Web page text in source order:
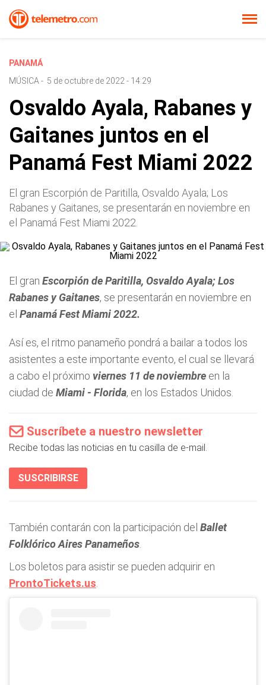
PANAMÁ
MÚSICA - 5 de octubre de 2022 - 14:29
Osvaldo Ayala, Rabanes y
Gaitanes juntos en el
Panamá Fest Miami 2022
El gran Escorpión de Paritilla, Osvaldo Ayala; Los
Rabanes y Gaitanes, se presentarán en noviembre en
el Panamá Fest Miami 2022.
El gran Escorpión de Paritilla, Osvaldo Ayala; Los
Rabanes y Gaitanes, se presentarán en noviembre en
el Panamá Fest Miami 2022.
Así es, el ritmo panameño pondrá a bailar a todos los
asistentes a este importante evento, el cual se llevará
a cabo el próximo viernes 11 de noviembre en la
ciudad de Miami - Florida, en los Estados Unidos.
Suscríbete a nuestro newsletter
Recibe todas las noticias en tu casilla de e-mail.
SUSCRIBIRSE
También contarán con la participación del Ballet
Folklórico Aires Panameños
Los boletos para asistir se pueden adquirir en
ProntoTickets.us